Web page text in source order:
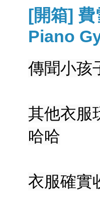
[開箱]
Piano
傳聞小孩
其他衣服
哈哈
衣服確實